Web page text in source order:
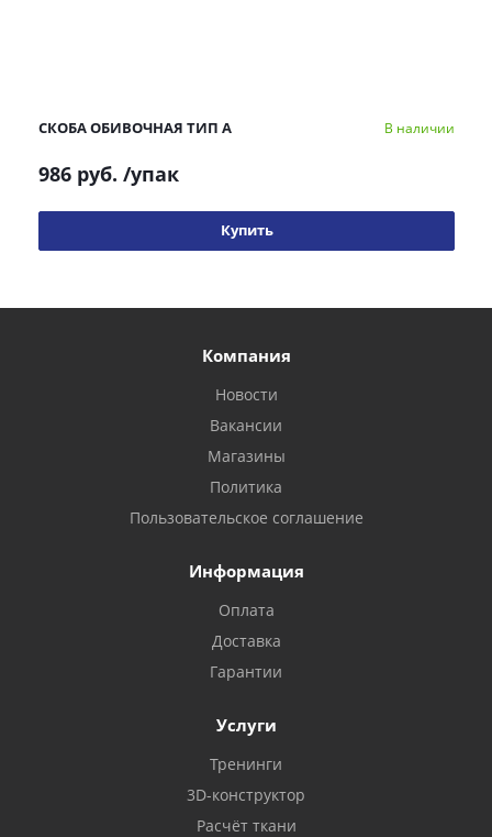
СКОБА ОБИВОЧНАЯ ТИП А В наличии
986 руб. /упак
Купить
Компания
Новости
Вакансии
Магазины
Политика
Пользовательское соглашение
Информация
Оплата
Доставка
Гарантии
Услуги
Тренинги
3D-конструктор
Расчёт ткани